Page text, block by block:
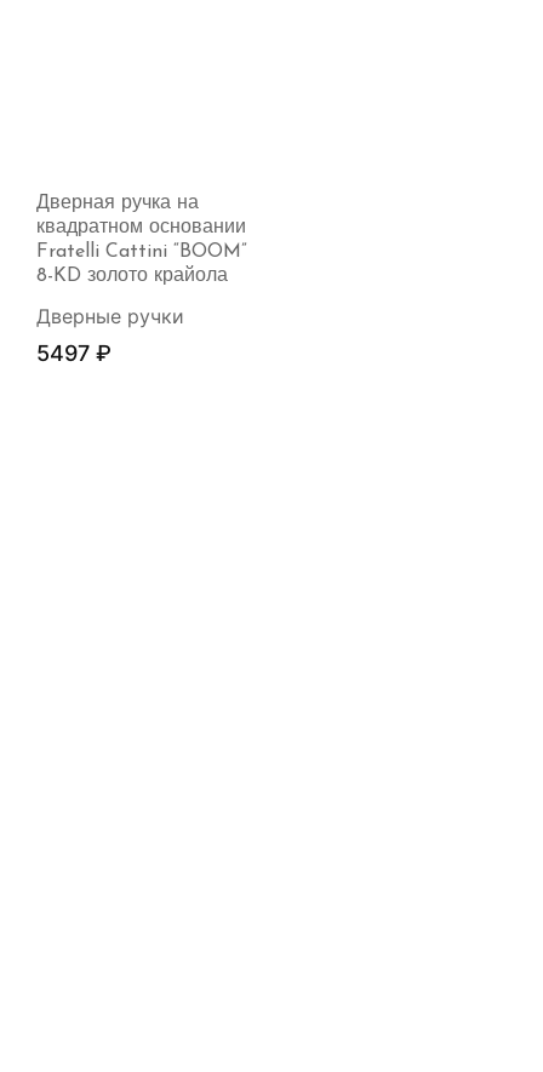
Дверная ручка на
квадратном основании
Fratelli Cattini “BOOM”
8-KD золото крайола
Дверные ручки
5497 ₽